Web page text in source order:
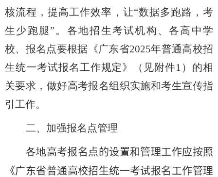
核流程，提高工作效率，让“数据多跑路，考
生少跑腿”。各地招生考试机构、各高中学
校、报名点要根据《广东省2025年普通高校招
生统一考试报名工作规定》（见附件1 ）的相
关要求，做好高考报名组织实施和考生宣传指
引工作。
二、加强报名点管理
各地高考报名点的设置和管理工作应按照
《广东省普通高校招生统一考试报名工作管理